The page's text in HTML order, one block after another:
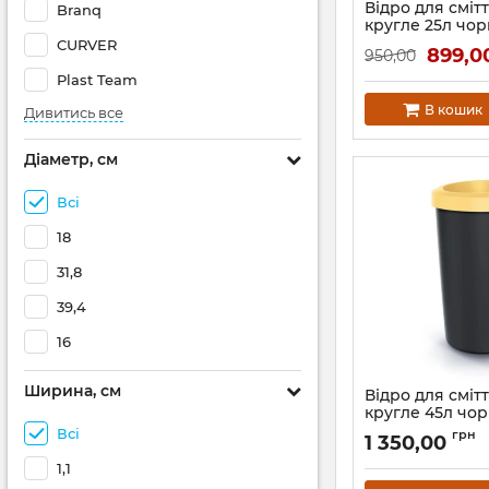
Branq
CURVER
Plast Team
Дивитись все
Діаметр, см
Всі
18
31,8
39,4
16
Ширина, см
Всі
1,1
Відро для
кругле 25л
відкритою
Зелений
Артикул: 61038-5575
950,00
В кошик
Відро для
кругле 45л
відкритою
обідок
Артикул: 61106-1215
1 350,00 грн